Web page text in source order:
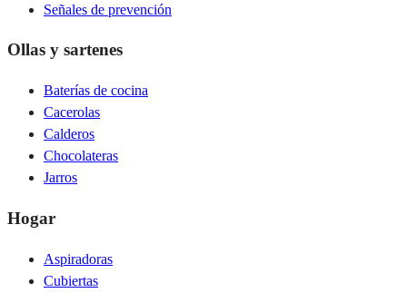
Señales de prevención
Ollas y sartenes
Baterías de cocina
Cacerolas
Calderos
Chocolateras
Jarros
Hogar
Aspiradoras
Cubiertas